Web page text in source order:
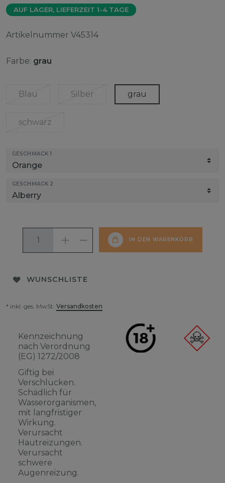
AUF LAGER, LIEFERZEIT 1-4 TAGE
Artikelnummer V45314
Farbe: grau
Blau Silber grau
schwarz
GESCHMACK 1
GESCHMACK 2
IN DEN WARENKORB
WUNSCHLISTE
* inkl. ges. MwSt. Versandkosten
Kennzeichnung
nach Verordnung
(EG) 1272/2008
Giftig bei
Verschlucken.
Schädlich für
Wasserorganismen,
mit langfristiger
Wirkung.
Verursacht
Hautreizungen.
Verursacht
schwere
Augenreizung.